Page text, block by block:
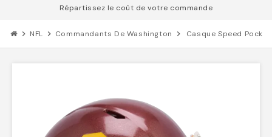
Répartissez le coût de votre commande
chevron_right NFL chevron_right Commandants De Washington chevron_right Casque Speed